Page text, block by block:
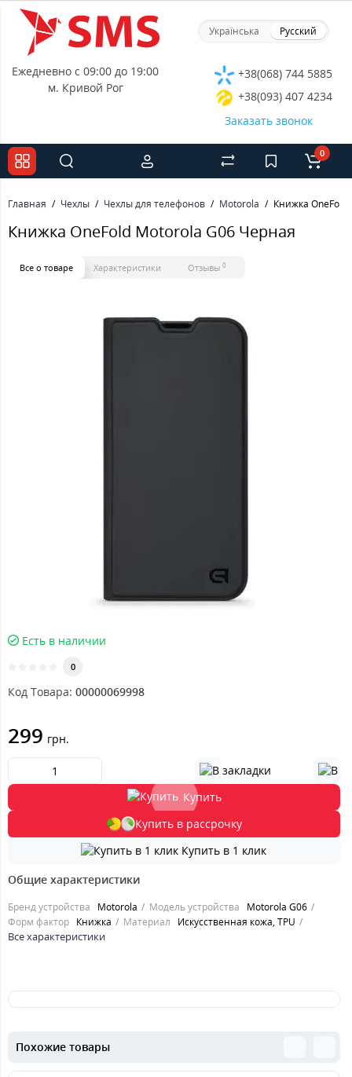
Українська Русский
Ежедневно с 09:00 до 19:00
м. Кривой Рог
+38(068) 744 5885
+38(093) 407 4234
Заказать звонок
0
Главная Чехлы Чехлы для телефонов Motorola Книжка OneFold
Книжка OneFold Motorola G06 Черная
Все о товаре Характеристики Отзывы 0
Есть в наличии
0
Код Товара: 00000069998
299 грн.
Купить
Купить в рассрочку
Купить в 1 клик
Общие характеристики
Бренд устройства Motorola Модель устройства
Motorola G06
Форм фактор Книжка Материал Искусственная кожа, TPU
Все характеристики
Похожие товары